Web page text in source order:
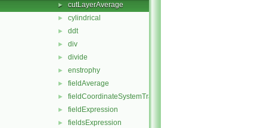
► cutLayerAverage
► cylindrical
► ddt
► div
► divide
► enstrophy
► fieldAverage
► fieldCoordinateSystemTransform
► fieldExpression
► fieldsExpression